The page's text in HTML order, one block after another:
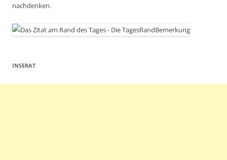
nachdenken.
INSERAT